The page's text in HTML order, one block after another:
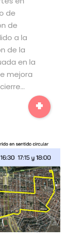
de
de
a la
de la
en la
mejora
+